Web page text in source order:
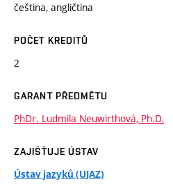
čeština, angličtina
POČET KREDITŮ
2
GARANT PŘEDMĚTU
PhDr. Ludmila Neuwirthová, Ph.D.
ZAJIŠŤUJE ÚSTAV
Ústav jazyků (UJAZ)